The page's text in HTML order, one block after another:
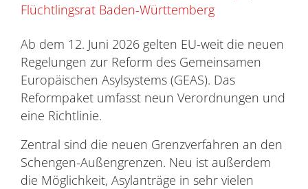
Flüchtlingsrat Baden-Württemberg
Ab dem 12. Juni 2026 gelten EU-weit die neuen
Regelungen zur Reform des Gemeinsamen
Europäischen Asylsystems (GEAS). Das
Reformpaket umfasst neun Verordnungen und
eine Richtlinie.
Zentral sind die neuen Grenzverfahren an den
Schengen-Außengrenzen. Neu ist außerdem
die Möglichkeit, Asylanträge in sehr vielen